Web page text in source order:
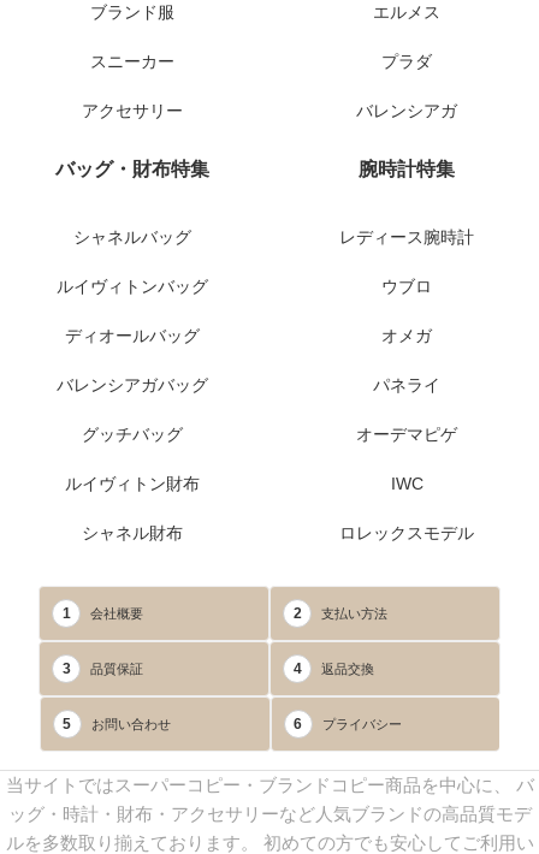
ブランド服
スニーカー
アクセサリー
エルメス
プラダ
バレンシアガ
バッグ・財布特集
シャネルバッグ
ルイヴィトンバッグ
ディオールバッグ
バレンシアガバッグ
グッチバッグ
ルイヴィトン財布
シャネル財布
腕時計特集
レディース腕時計
ウブロ
オメガ
パネライ
オーデマピゲ
IWC
ロレックスモデル
1 会社概要 2 支払い方法
3 品質保証 4 返品交換
5 お問い合わせ 6 プライバシー
当サイトではスーパーコピー・ブランドコピー商品を中心に、 バ
ッグ・時計・財布・アクセサリーなど人気ブランドの高品質モデ
ルを多数取り揃えております。 初めての方でも安心してご利用い